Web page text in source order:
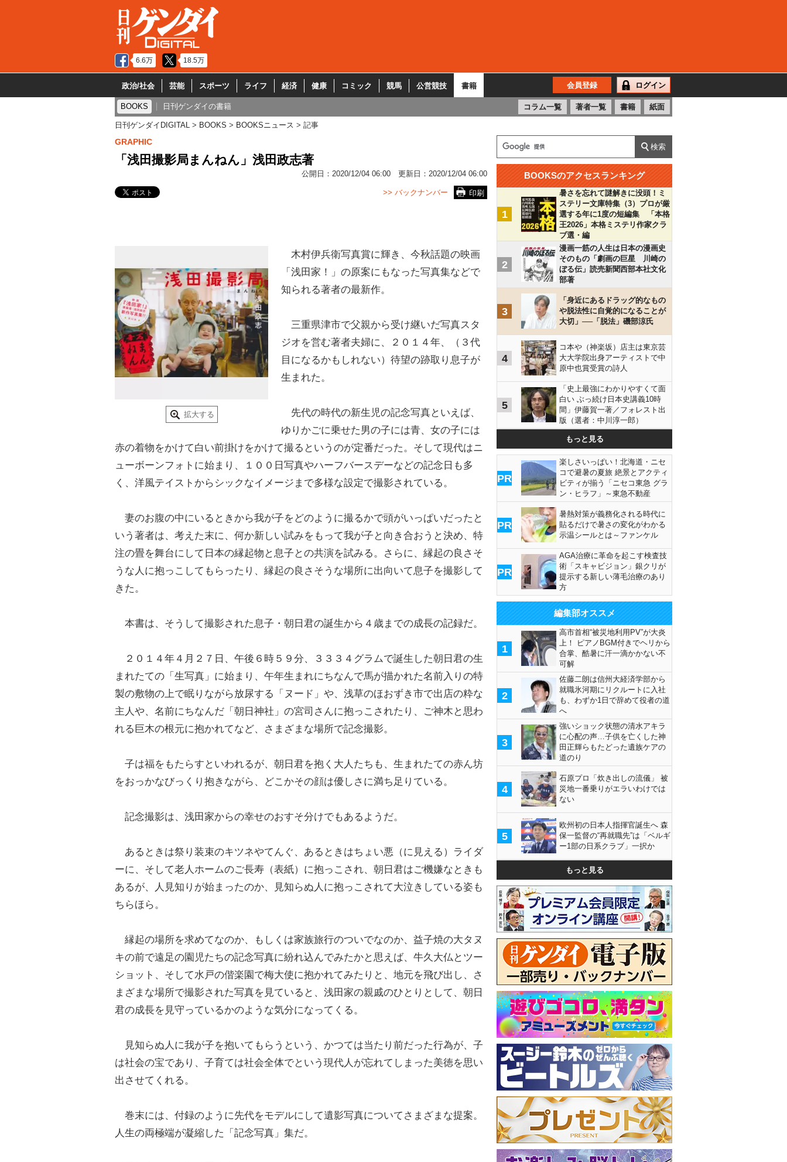
6.6万 18.5万
政治/社会 芸能 スポーツ ライフ 経済 健康 コミック 競馬 公営競技 書籍 会員登録 ログイン
BOOKS 日刊ゲンダイの書籍 コラム一覧 著者一覧 書籍 紙面
日刊ゲンダイDIGITAL BOOKS BOOKSニュース 記事
GRAPHIC
「浅田撮影局まんねん」浅田政志著
公開日： 2020/12/04 06:00 更新日： 2020/12/04 06:00
印刷
>> バックナンバー
拡大する
木村伊兵衛写真賞に輝き、今秋話題の映画
「浅田家！」の原案にもなった写真集などで
知られる著者の最新作。
三重県津市で父親から受け継いだ写真スタ
ジオを営む著者夫婦に、２０１４年、（３代
目になるかもしれない）待望の跡取り息子が
生まれた。
先代の時代の新生児の記念写真といえば、
ゆりかごに乗せた男の子には青、女の子には
赤の着物をかけて白い前掛けをかけて撮るというのが定番だった。そして現代はニ
ューボーンフォトに始まり、１００日写真やハーフバースデーなどの記念日も多
く、洋風テイストからシックなイメージまで多様な設定で撮影されている。
妻のお腹の中にいるときから我が子をどのように撮るかで頭がいっぱいだったと
いう著者は、考えた末に、何か新しい試みをもって我が子と向き合おうと決め、特
注の畳を舞台にして日本の縁起物と息子との共演を試みる。さらに、縁起の良さそ
うな人に抱っこしてもらったり、縁起の良さそうな場所に出向いて息子を撮影して
きた。
本書は、そうして撮影された息子・朝日君の誕生から４歳までの成長の記録だ。
２０１４年４月２７日、午後６時５９分、３３３４グラムで誕生した朝日君の生
まれたての「生写真」に始まり、午年生まれにちなんで馬が描かれた名前入りの特
製の敷物の上で眠りながら放尿する「ヌード」や、浅草のほおずき市で出店の粋な
主人や、名前にちなんだ「朝日神社」の宮司さんに抱っこされたり、ご神木と思わ
れる巨木の根元に抱かれてなど、さまざまな場所で記念撮影。
子は福をもたらすといわれるが、朝日君を抱く大人たちも、生まれたての赤ん坊
をおっかなびっくり抱きながら、どこかその顔は優しさに満ち足りている。
記念撮影は、浅田家からの幸せのおすそ分けでもあるようだ。
あるときは祭り装束のキツネやてんぐ、あるときはちょい悪（に見える）ライダ
ーに、そして老人ホームのご長寿（表紙）に抱っこされ、朝日君はご機嫌なときも
あるが、人見知りが始まったのか、見知らぬ人に抱っこされて大泣きしている姿も
ちらほら。
縁起の場所を求めてなのか、もしくは家族旅行のついでなのか、益子焼の大タヌ
キの前で遠足の園児たちの記念写真に紛れ込んでみたかと思えば、牛久大仏とツー
ショット、そして水戸の偕楽園で梅大使に抱かれてみたりと、地元を飛び出し、さ
まざまな場所で撮影された写真を見ていると、浅田家の親戚のひとりとして、朝日
君の成長を見守っているかのような気分になってくる。
見知らぬ人に我が子を抱いてもらうという、かつては当たり前だった行為が、子
は社会の宝であり、子育ては社会全体でという現代人が忘れてしまった美徳を思い
出させてくれる。
巻末には、付録のように先代をモデルにして遺影写真についてさまざまな提案。
人生の両極端が凝縮した「記念写真」集だ。
BOOKSのアクセスランキング
1
暑さを忘れて謎解きに没頭！ミ
ステリー文庫特集（3）プロが厳
選する年に1度の短編集 「本格
王2026」本格ミステリ作家クラ
ブ選・編
2
漫画一筋の人生は日本の漫画史
そのもの「劇画の巨星 川崎の
ぼる伝」読売新聞西部本社文化
部著
3
「身近にあるドラッグ的なもの
や脱法性に自覚的になることが
大切」──「脱法」磯部涼氏
4
コ本や（神楽坂）店主は東京芸
大大学院出身アーティストで中
原中也賞受賞の詩人
5
「史上最強にわかりやすくて面
白い ぶっ続け日本史講義10時
間」伊藤賀一著／フォレスト出
版（選者：中川淳一郎）
もっと見る
PR
楽しさいっぱい！北海道・ニセ
コで避暑の夏旅 絶景とアクティ
ビティが揃う「ニセコ東急 グラ
ン・ヒラフ」～東急不動産
PR
暑熱対策が義務化される時代に
貼るだけで暑さの変化がわかる
示温シールとは～ファンケル
PR
AGA治療に革命を起こす検査技
術「スキャビジョン」銀クリが
提示する新しい薄毛治療のあり
方
編集部オススメ
1
高市首相“被災地利用PV”が大炎
上！ ピアノBGM付きでヘリから
合掌、酷暑に汗一滴かかない不
可解
2
佐藤二朗は信州大経済学部から
就職氷河期にリクルートに入社
も、わずか1日で辞めて役者の道
へ
3
強いショック状態の清水アキラ
に心配の声…子供を亡くした神
田正輝らもたどった遺族ケアの
道のり
4
石原プロ「炊き出しの流儀」 被
災地一番乗りがエラいわけでは
ない
5
欧州初の日本人指揮官誕生へ 森
保一監督の“再就職先”は「ベルギ
ー1部の日系クラブ」一択か
もっと見る